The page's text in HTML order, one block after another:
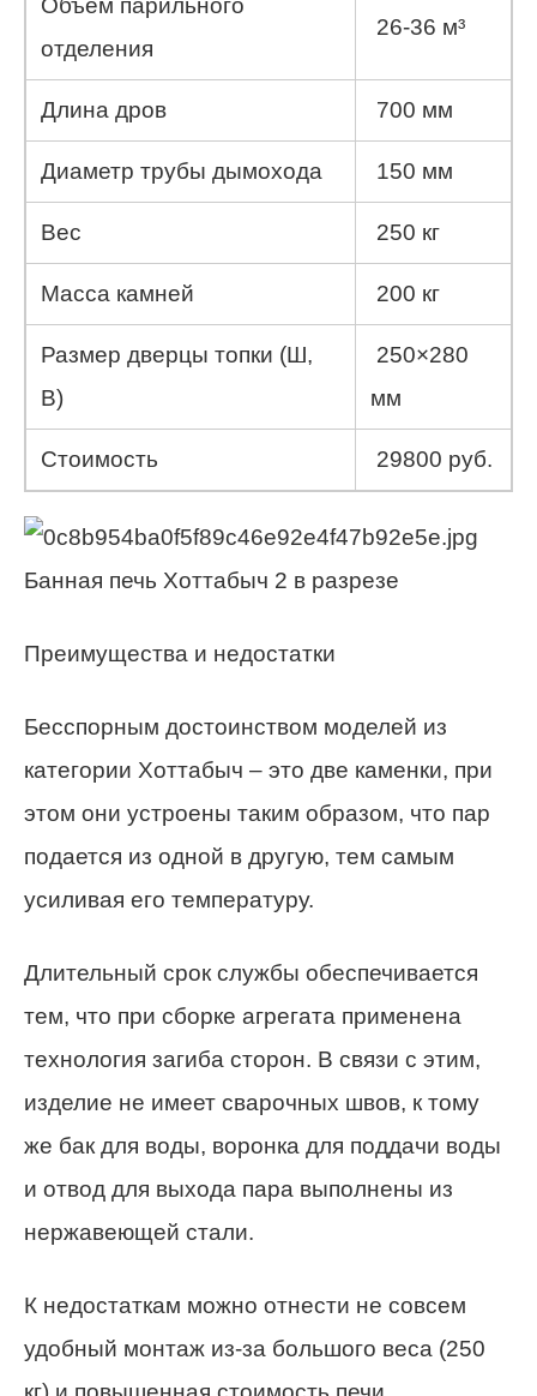
Объем парильного
отделения
26-36 м³
Длина дров 700 мм
Диаметр трубы дымохода 150 мм
Вес 250 кг
Масса камней 200 кг
Размер дверцы топки (Ш,
В)
250×280
мм
Стоимость 29800 руб.
Банная печь Хоттабыч 2 в разрезе
Преимущества и недостатки
Бесспорным достоинством моделей из
категории Хоттабыч – это две каменки, при
этом они устроены таким образом, что пар
подается из одной в другую, тем самым
усиливая его температуру.
Длительный срок службы обеспечивается
тем, что при сборке агрегата применена
технология загиба сторон. В связи с этим,
изделие не имеет сварочных швов, к тому
же бак для воды, воронка для поддачи воды
и отвод для выхода пара выполнены из
нержавеющей стали.
К недостаткам можно отнести не совсем
удобный монтаж из-за большого веса (250